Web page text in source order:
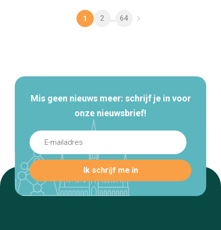
1 2 ... 64
Mis geen nieuws meer: schrijf je in voor
onze nieuwsbrief!